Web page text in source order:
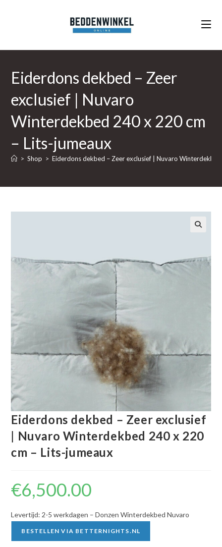
Eiderdons dekbed – Zeer
exclusief | Nuvaro
Winterdekbed 240 x 220 cm
– Lits-jumeaux
> Shop > Eiderdons dekbed – Zeer exclusief | Nuvaro
Eiderdons dekbed – Zeer exclusief
| Nuvaro Winterdekbed 240 x 220
cm – Lits-jumeaux
€6,500.00
Levertijd: 2-5 werkdagen – Donzen Winterdekbed Nuvaro
BESTELLEN VIA BETTERNIGHTS.NL